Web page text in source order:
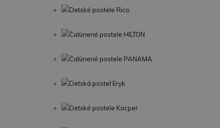
Detské postele Rico
Čalúnené postele HILTON
Čalúnené postele PANAMA
Detská posteľ Eryk
Detské postele Kacper